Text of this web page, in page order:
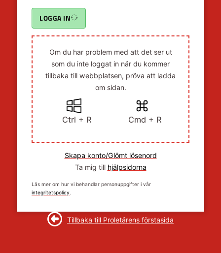
LOGGA IN
Om du har problem med att det ser ut
som du inte loggat in när du kommer
tillbaka till webbplatsen, pröva att ladda
om sidan.
Ctrl + R Cmd + R
Skapa konto/Glömt lösenord
Ta mig till hjälpsidorna
Läs mer om hur vi behandlar personuppgifter i vår
integritetspolicy.
Tillbaka till Proletärens förstasida